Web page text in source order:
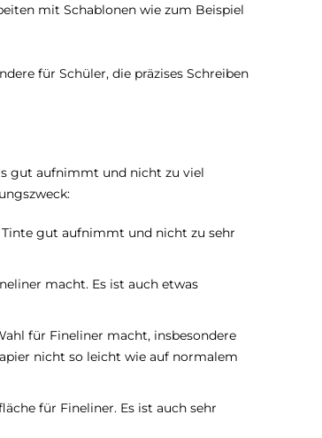
mit Schablonen wie zum Beispiel
für Schüler, die präzises Schreiben
gut aufnimmt und nicht zu viel
gut aufnimmt und nicht zu sehr
macht. Es ist auch etwas
für Fineliner macht, insbesondere
nicht so leicht wie auf normalem
für Fineliner. Es ist auch sehr